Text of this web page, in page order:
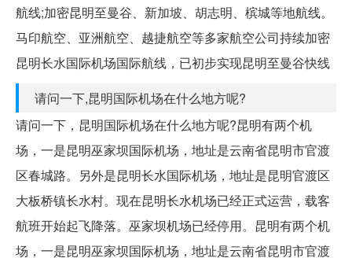
航线;加密昆明至曼谷、新加坡、胡志明、槟城等地航线。
马印航空、亚洲航空、越捷航空等多家航空公司持续加密
昆明长水国际机场国际航线，已初步实现昆明至曼谷快线
请问一下,昆明国际机场在什么地方呢?
请问一下，昆明国际机场在什么地方呢?昆明有两个机
场，一是昆明巫家坝国际机场，地址是云南省昆明市官渡
区春城路。另外是昆明长水国际机场，地址是昆明官渡区
大板桥镇长水村。现在昆明长水机场已经正式运营，载客
航班开始起飞降落。巫家坝机场已经停用。昆明有两个机
场，一是昆明巫家坝国际机场，地址是云南省昆明市官渡